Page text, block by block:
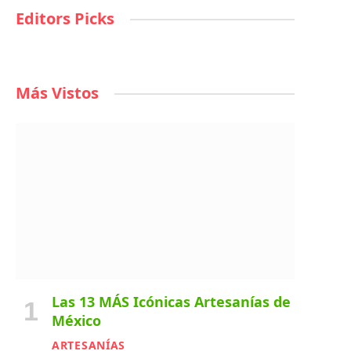
Editors Picks
Más Vistos
Las 13 MÁS Icónicas Artesanías de
México
ARTESANÍAS